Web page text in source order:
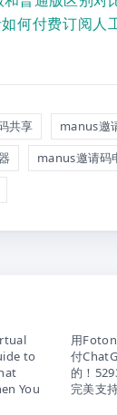
何付费订阅人
共享
manus邀
manus邀请码
to
You
用
付
的！
完美支